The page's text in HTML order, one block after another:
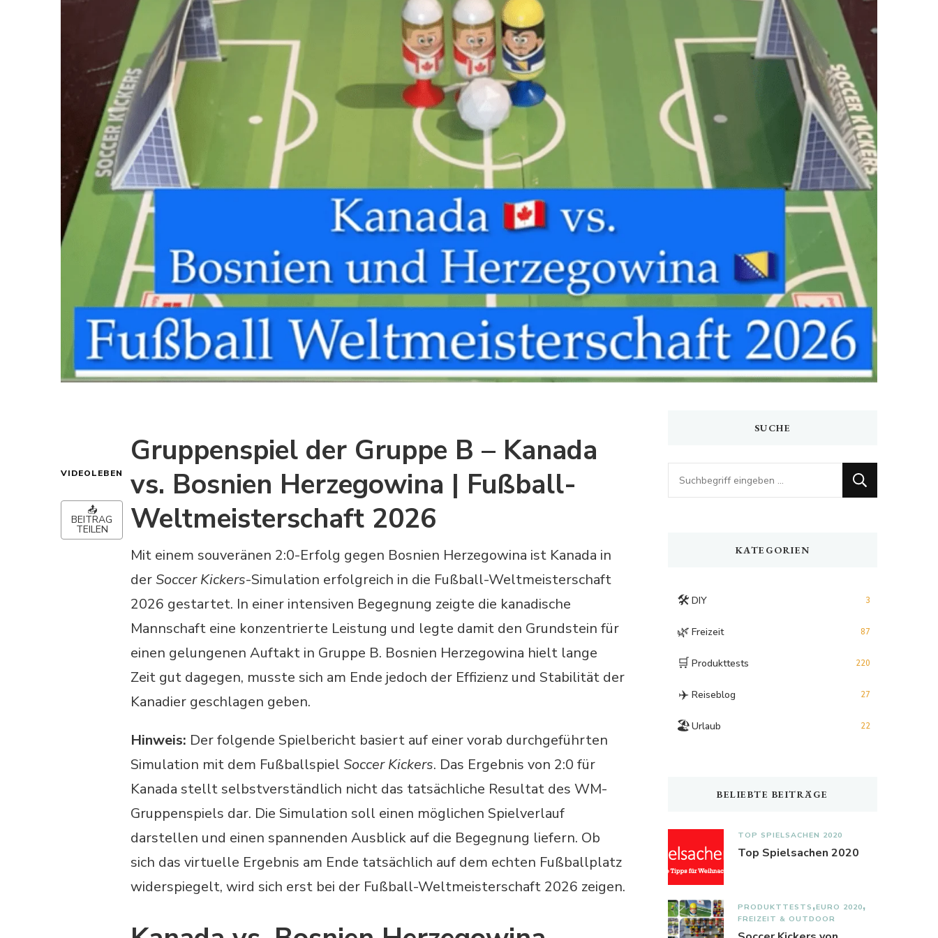
VIDEOLEBEN
📤
BEITRAG
TEILEN
Gruppenspiel der Gruppe B – Kanada
vs. Bosnien Herzegowina | Fußball-
Weltmeisterschaft 2026
Mit einem souveränen 2:0-Erfolg gegen Bosnien Herzegowina ist Kanada in
derSoccer Kickers-Simulation erfolgreich in die Fußball-Weltmeisterschaft
2026 gestartet. In einer intensiven Begegnung zeigte die kanadische
Mannschaft eine konzentrierte Leistung und legte damit den Grundstein für
einen gelungenen Auftakt in Gruppe B. Bosnien Herzegowina hielt lange
Zeit gut dagegen, musste sich am Ende jedoch der Effizienz und Stabilität der
Kanadier geschlagen geben.
Hinweis: Der folgende Spielbericht basiert auf einer vorab durchgeführten
Simulation mit dem Fußballspiel Soccer Kickers. Das Ergebnis von 2:0 für
Kanada stellt selbstverständlich nicht das tatsächliche Resultat des WM-
Gruppenspiels dar. Die Simulation soll einen möglichen Spielverlauf
darstellen und einen spannenden Ausblick auf die Begegnung liefern. Ob
sich das virtuelle Ergebnis am Ende tatsächlich auf dem echten Fußballplatz
widerspiegelt, wird sich erst bei der Fußball-Weltmeisterschaft 2026 zeigen.
SUCHE
Looking
for
KATEGORIEN
🛠️ DIY 3
🌿 Freizeit 87
🛒 Produkttests 220
✈️ Reiseblog 27
🏖️Urlaub 22
BELIEBTE BEITRÄGE
TOP SPIELSACHEN 2020
Top Spielsachen 2020
PRODUKTTESTS EURO 2020
FREIZEIT & OUTDOOR